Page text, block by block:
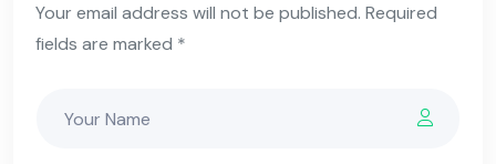
Your email address will not be published. Required
fields are marked *